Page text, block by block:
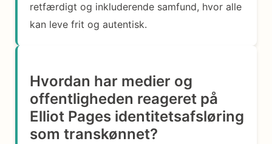
retfærdigt og inkluderende samfund, hvor alle
kan leve frit og autentisk.
Hvordan har medier og
offentligheden reageret på
Elliot Pages identitetsafsløring
som transkønnet?